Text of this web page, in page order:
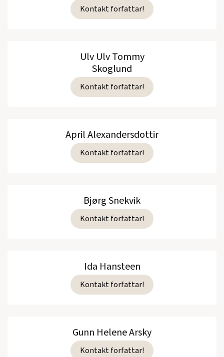
Kontakt forfattar!
Ulv Ulv Tommy
Skoglund
Kontakt forfattar!
April Alexandersdottir
Kontakt forfattar!
Bjørg Snekvik
Kontakt forfattar!
Ida Hansteen
Kontakt forfattar!
Gunn Helene Arsky
Kontakt forfattar!